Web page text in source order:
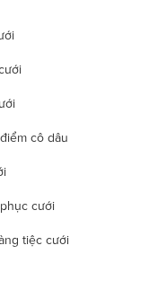
cô dâu
cưới
tiệc cưới